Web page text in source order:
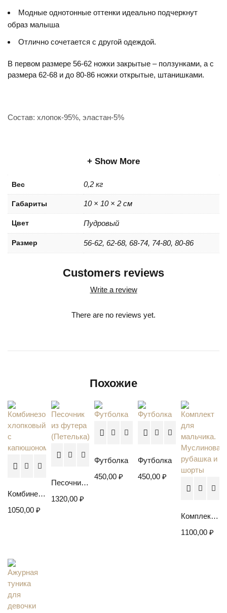
Модные однотонные оттенки идеально подчеркнут
образ малыша
Отлично сочетается с другой одеждой.
В первом размере 56-62 ножки закрытые – ползунками, а с
размера 62-68 и до 80-86 ножки открытые, штанишками.
Состав: хлопок-95%, эластан-5%
Show More
Вес 0,2 кг
Габариты 10 × 10 × 2 см
Цвет Пудровый
Размер 56-62, 62-68, 68-74, 74-80, 80-86
Customers reviews
Write a review
There are no reviews yet.
Похожие
Комбинезон хлопковый с капюшоном
1050,00 ₽
Песочник из футера (Петелька)
1320,00 ₽
Футболка
450,00₽
Футболка
450,00 ₽
Комплект для мальчика. Муслиновая рубашка и шорты
1100,00₽